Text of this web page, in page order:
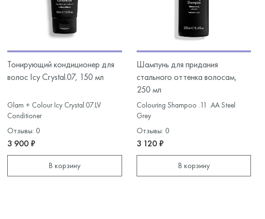
Тонирующий кондиционер для
волос Icy Crystal.07, 150 мл
Glam + Colour Icy Crystal.07.LV
Conditioner
Отзывы: 0
3 900 ₽
В корзину
Шампунь для придания
стального оттенка волосам,
250 мл
Colouring Shampoo .11 .AA Steel
Grey
Отзывы: 0
3 120 ₽
В корзину